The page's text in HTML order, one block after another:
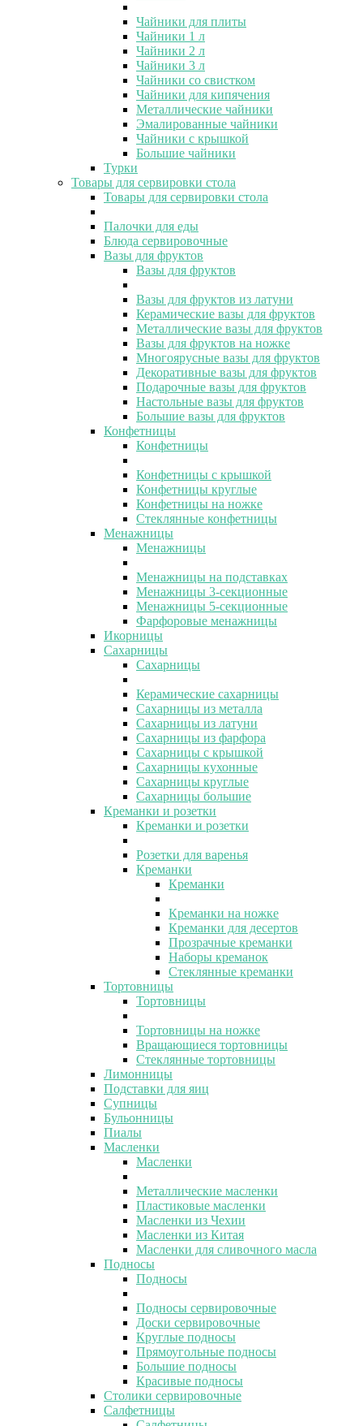
Чайники для плиты
Чайники 1 л
Чайники 2 л
Чайники 3 л
Чайники со свистком
Чайники для кипячения
Металлические чайники
Эмалированные чайники
Чайники с крышкой
Большие чайники
Турки
Товары для сервировки стола
Товары для сервировки стола
Палочки для еды
Блюда сервировочные
Вазы для фруктов
Вазы для фруктов
Вазы для фруктов из латуни
Керамические вазы для фруктов
Металлические вазы для фруктов
Вазы для фруктов на ножке
Многоярусные вазы для фруктов
Декоративные вазы для фруктов
Подарочные вазы для фруктов
Настольные вазы для фруктов
Большие вазы для фруктов
Конфетницы
Конфетницы
Конфетницы с крышкой
Конфетницы круглые
Конфетницы на ножке
Стеклянные конфетницы
Менажницы
Менажницы
Менажницы на подставках
Менажницы 3-секционные
Менажницы 5-секционные
Фарфоровые менажницы
Икорницы
Сахарницы
Сахарницы
Керамические сахарницы
Сахарницы из металла
Сахарницы из латуни
Сахарницы из фарфора
Сахарницы с крышкой
Сахарницы кухонные
Сахарницы круглые
Сахарницы большие
Креманки и розетки
Креманки и розетки
Розетки для варенья
Креманки
Креманки
Креманки на ножке
Креманки для десертов
Прозрачные креманки
Наборы креманок
Стеклянные креманки
Тортовницы
Тортовницы
Тортовницы на ножке
Вращающиеся тортовницы
Стеклянные тортовницы
Лимонницы
Подставки для яиц
Супницы
Бульонницы
Пиалы
Масленки
Масленки
Металлические масленки
Пластиковые масленки
Масленки из Чехии
Масленки из Китая
Масленки для сливочного масла
Подносы
Подносы
Подносы сервировочные
Доски сервировочные
Круглые подносы
Прямоугольные подносы
Большие подносы
Красивые подносы
Столики сервировочные
Салфетницы